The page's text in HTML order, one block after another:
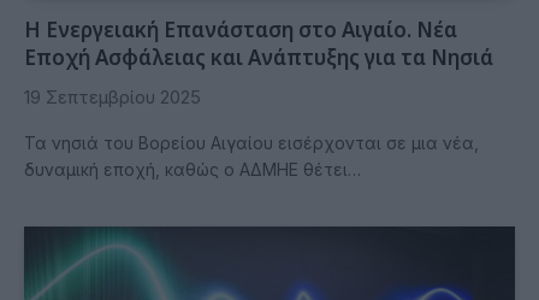
Η Ενεργειακή Επανάσταση στο Αιγαίο. Νέα
Εποχή Ασφάλειας και Ανάπτυξης για τα Νησιά
19 Σεπτεμβρίου 2025
Τα νησιά του Βορείου Αιγαίου εισέρχονται σε μια νέα,
δυναμική εποχή, καθώς ο ΑΔΜΗΕ θέτει…